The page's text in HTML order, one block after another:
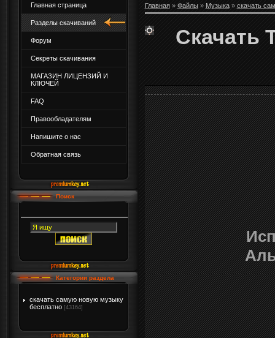
Главная страница
Разделы скачиваний
Форум
Секреты скачивания
МАГАЗИН ЛИЦЕНЗИЙ И
КЛЮЧЕЙ
FAQ
Правообладателям
Напишите о нас
Обратная связь
Поиск
Категории раздела
скачать самую новую музыку
бесплатно [43164]
Главная» Файлы» Музыка» скачать
Скачать